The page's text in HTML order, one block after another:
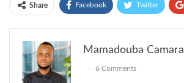
Share Facebook Twitter
Mamadouba Camara
6 Comments